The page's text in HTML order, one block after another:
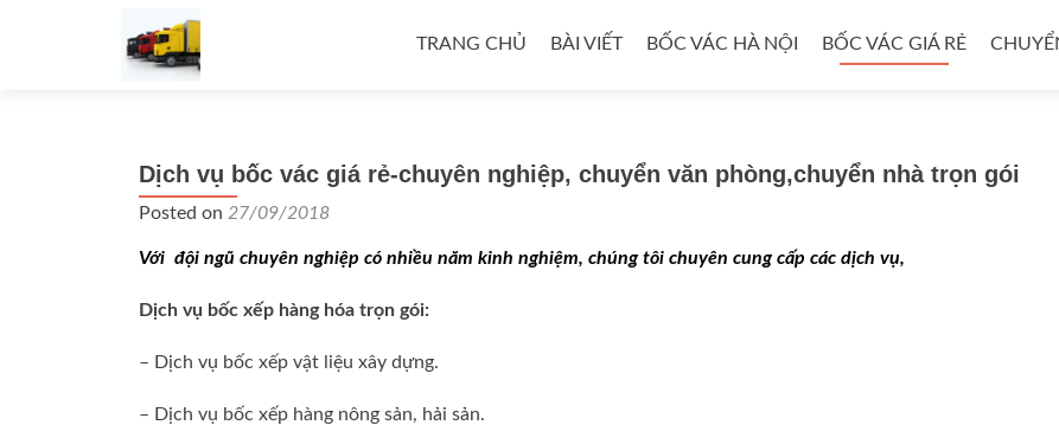
to
TRANG CHỦ BÀI VIẾT BỐC VÁC HÀ NỘI BỐC VÁC GIÁ RẺ
Dịch vụ bốc vác giá rẻ-chuyên nghiệp, chuyển văn phòng,chuyển nhà trọn gói
Posted on 27/09/2018
Với đội ngũ chuyên nghiệp có nhiều năm kinh nghiệm, chúng tôi chuyên cung cấp các dịch vụ,
Dịch vụ bốc xếp hàng hóa trọn gói:
– Dịch vụ bốc xếp vật liệu xây dựng.
– Dịch vụ bốc xếp hàng nông sản, hải sản.